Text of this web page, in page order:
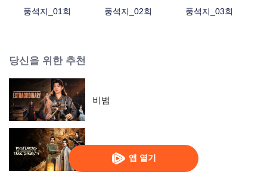
앱 열기
풍석지_01회 풍석지_02회 풍석지_03회
당신을 위한 추천
비범